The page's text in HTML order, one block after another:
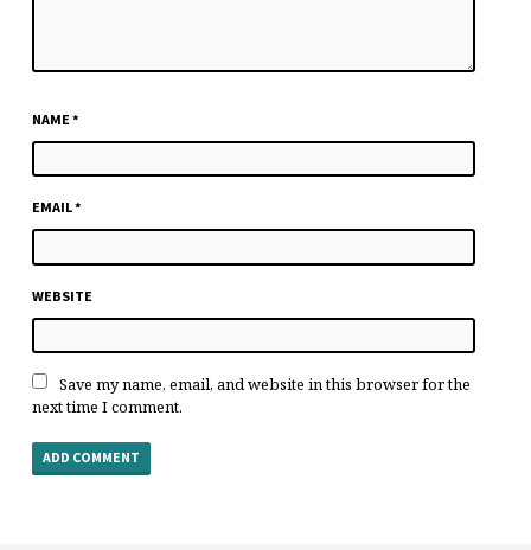
NAME *
EMAIL*
WEBSITE
Save my name, email, and website in this browser for the
next time I comment.